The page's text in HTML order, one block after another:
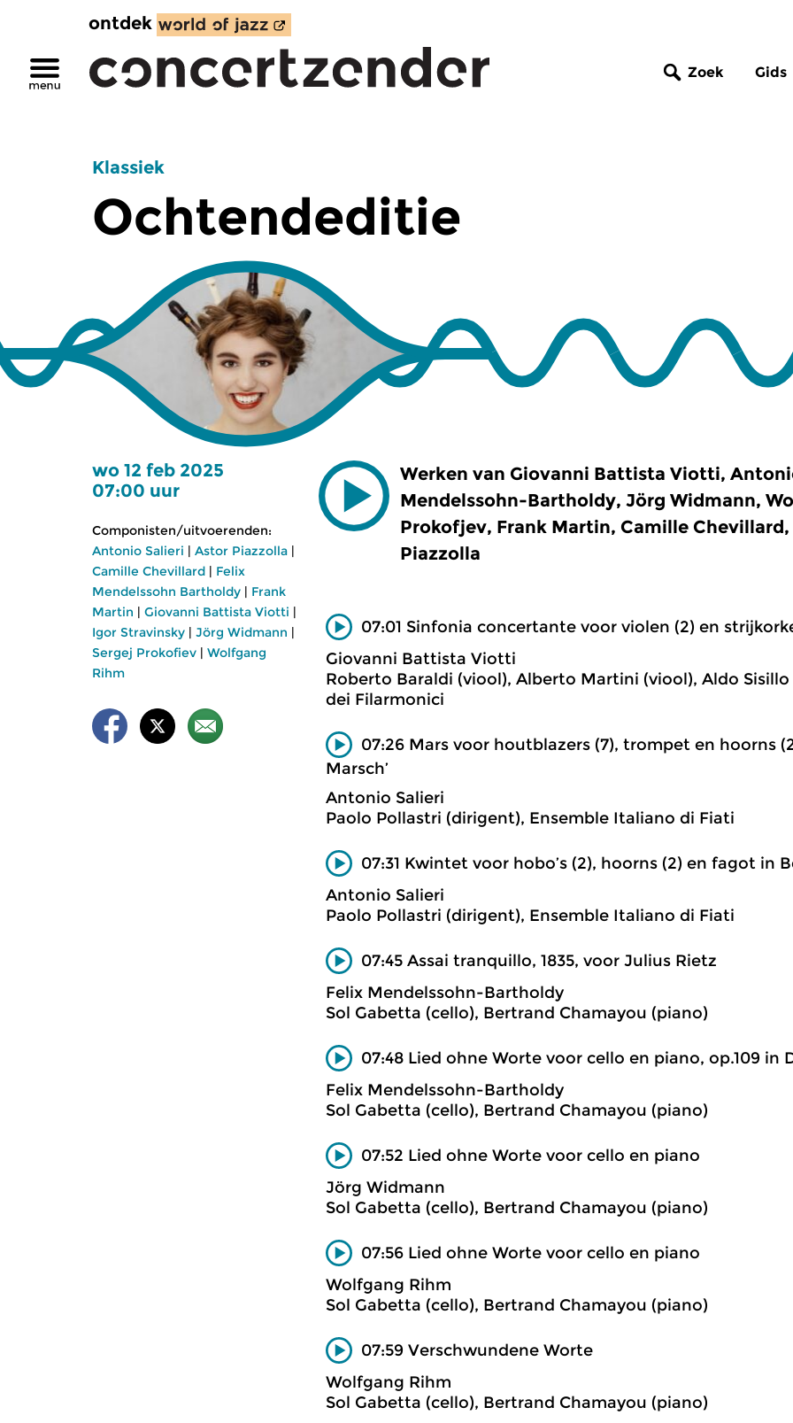
ontdek
Zoek Gids
Klassiek
Ochtendeditie
wo 12 feb 2025
07:00 uur
Componisten/uitvoerenden:
Antonio Salieri | Astor Piazzolla |
Camille Chevillard | Felix
Mendelssohn Bartholdy | Frank
Martin | Giovanni Battista Viotti |
Igor Stravinsky | Jörg Widmann |
Sergej Prokofiev | Wolfgang
Rihm
Werken van Giovanni Battista Viotti,
Mendelssohn-Bartholdy, Jörg Widmann,
Prokofjev, Frank Martin, Camille
Piazzolla
07:01 Sinfonia concertante voor violen (2) en
Giovanni Battista Viotti
Roberto Baraldi (viool), Alberto Martini (viool), Aldo
dei Filarmonici
07:26 Mars voor houtblazers (7), trompet en hoorns
Marsch’
Antonio Salieri
Paolo Pollastri (dirigent), Ensemble Italiano di Fiati
07:31 Kwintet voor hobo’s (2), hoorns (2) en fagot in
Antonio Salieri
Paolo Pollastri (dirigent), Ensemble Italiano di Fiati
07:45 Assai tranquillo, 1835, voor Julius Rietz
Felix Mendelssohn-Bartholdy
Sol Gabetta (cello), Bertrand Chamayou (piano)
07:48 Lied ohne Worte voor cello en piano, op.109 in
Felix Mendelssohn-Bartholdy
Sol Gabetta (cello), Bertrand Chamayou (piano)
07:52 Lied ohne Worte voor cello en piano
Jörg Widmann
Sol Gabetta (cello), Bertrand Chamayou (piano)
07:56 Lied ohne Worte voor cello en piano
Wolfgang Rihm
Sol Gabetta (cello), Bertrand Chamayou (piano)
07:59 Verschwundene Worte
Wolfgang Rihm
Sol Gabetta (cello), Bertrand Chamayou (piano)